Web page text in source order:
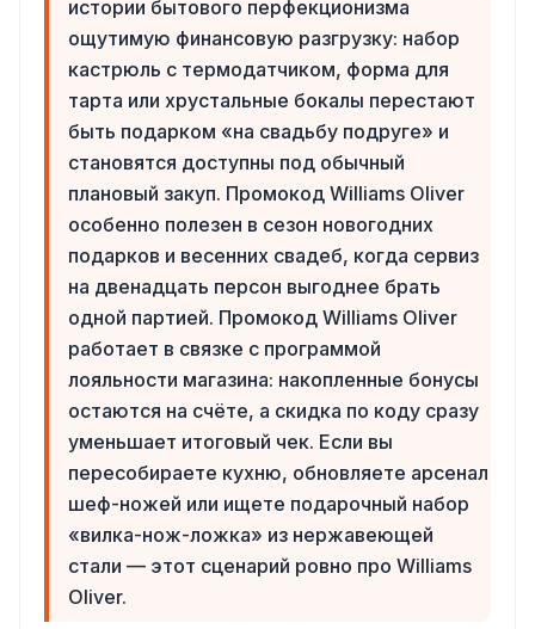
истории бытового перфекционизма
ощутимую финансовую разгрузку: набор
кастрюль с термодатчиком, форма для
тарта или хрустальные бокалы перестают
быть подарком «на свадьбу подруге» и
становятся доступны под обычный
плановый закуп. Промокод Williams Oliver
особенно полезен в сезон новогодних
подарков и весенних свадеб, когда сервиз
на двенадцать персон выгоднее брать
одной партией. Промокод Williams Oliver
работает в связке с программой
лояльности магазина: накопленные бонусы
остаются на счёте, а скидка по коду сразу
уменьшает итоговый чек. Если вы
пересобираете кухню, обновляете арсенал
шеф-ножей или ищете подарочный набор
«вилка-нож-ложка» из нержавеющей
стали — этот сценарий ровно про Williams
Oliver.